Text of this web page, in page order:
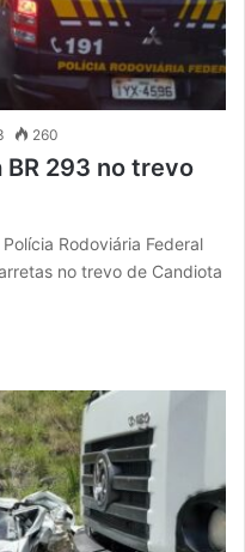
260
BR 293 no trevo
Rodoviária Federal
no trevo de Candiota